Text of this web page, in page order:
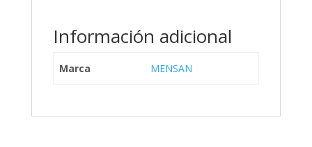
Información adicional
Marca MENSAN